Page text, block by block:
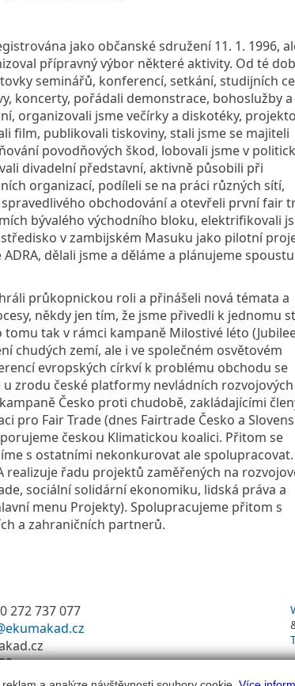
jako občanské sdružení 11. 1. 1996,
přípravný výbor některé aktivity. Od té
seminářů, konferencí, setkání, studijních
koncerty, pořádali demonstrace, bohoslužby a
organizovali jsme večírky a diskotéky,
film, publikovali tiskoviny, stali jsme se majiteli
povodňových škod, lobovali jsme v
divadelní představní, aktivně působili při
organizací, podíleli se na práci různých sítí,
obchodování a otevřeli první fair
bývalého východního bloku, elektrifikovali
v zambijském Masuku jako pilotní
dělali jsme a děláme a plánujeme spoustu
průkopnickou roli a přinášeli nová témata a
někdy jen tím, že jsme přivedli k jednomu
tomu tak v rámci kampaně Milostivé léto
chudých zemí, ale i ve společném osvětovém
evropských církví k problému obchodu se
u zrodu české platformy nevládních rozvojových
Česko proti chudobě, zakládajícími
pro Fair Trade (dnes Fairtrade Česko a
českou Klimatickou koalici. Přitom se
s ostatními nekonkurovat ale spolupracovat.
realizuje řadu projektů zaměřených na
sociální solidární ekonomiku, lidská práva a
menu Projekty). Spolupracujeme přitom s
a zahraničních partnerů.
272 737 077